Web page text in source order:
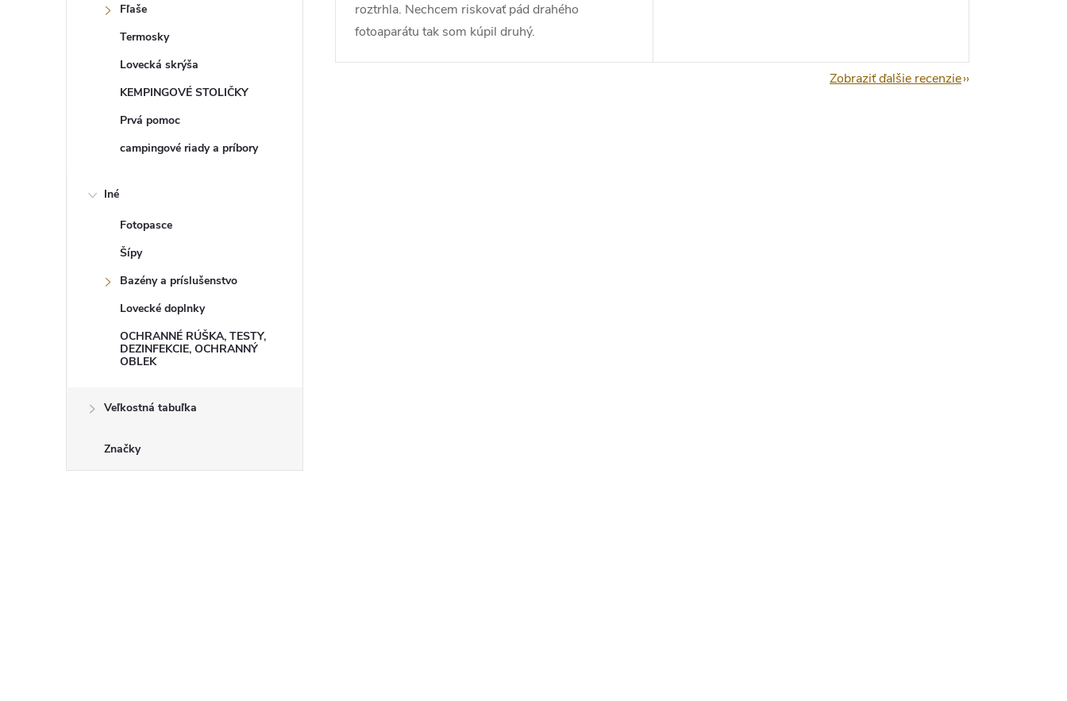
Fľaše
Termosky
Lovecká skrýša
KEMPINGOVÉ STOLIČKY
Prvá pomoc
campingové riady a príbory
Iné
Fotopasce
Šípy
Bazény a príslušenstvo
Lovecké doplnky
OCHRANNÉ RÚŠKA, TESTY,
DEZINFEKCIE, OCHRANNÝ
OBLEK
Veľkostná tabuľka
Značky
roztrhla. Nechcem riskovať pád drahého
fotoaparátu tak som kúpil druhý.
Zobraziť ďalšie recenzie